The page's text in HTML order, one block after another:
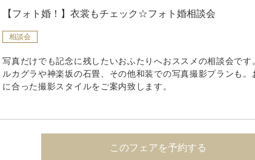
【フォト婚！】衣裳もチェック☆フォト婚相談会
相談会
写真だけでも記念に残したいおふたりへおススメの相談会です
ルカグラや神楽坂の石畳、その他和装での写真撮影プランも。
に合った撮影スタイルをご案内致します。
このフェアを予約する